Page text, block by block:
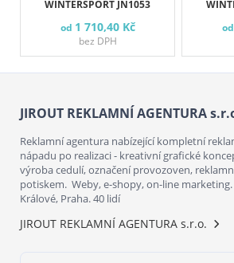
WINTERSPORT JN1053
od 1 710,40 Kč
bez DPH
od
JIROUT REKLAMNÍ AGENTURA
Reklamní agentura nabízející kompletní
nápadu po realizaci - kreativní grafické
výroba cedulí, označení provozoven,
potiskem. Weby, e-shopy, on-line
Králové, Praha. 40 lidí
JIROUT REKLAMNÍ AGENTURA s.r.o.